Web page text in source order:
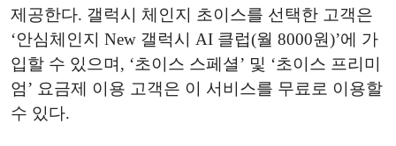
제공한다. 갤럭시 체인지 초이스를 선택한 고객은
‘안심체인지 New 갤럭시 AI 클럽(월 8000원)’에 가
입할 수 있으며, ‘초이스 스페셜’ 및 ‘초이스 프리미
엄’ 요금제 이용 고객은 이 서비스를 무료로 이용할
수 있다.